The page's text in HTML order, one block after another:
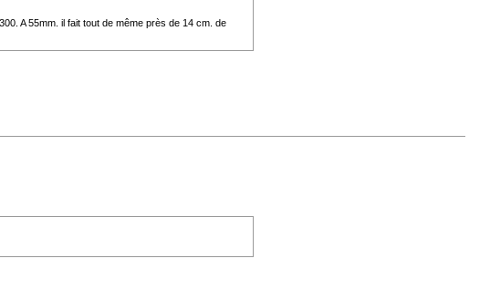
A 55mm. il fait tout de même près de 14 cm. de